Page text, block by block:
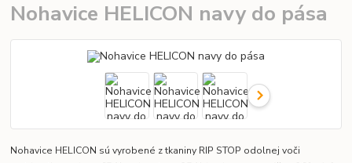
Nohavice HELICON navy do pása
Nohavice HELICON sú vyrobené z tkaniny RIP STOP odolnej voči